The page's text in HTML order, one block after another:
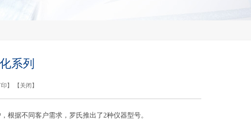
系列
】 【 关闭 】
根据不同客户需求，罗氏推出了2种仪器型号。